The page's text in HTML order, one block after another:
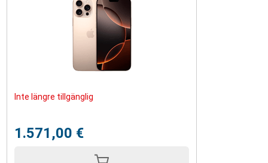
Inte längre tillgänglig
1.571,00 €